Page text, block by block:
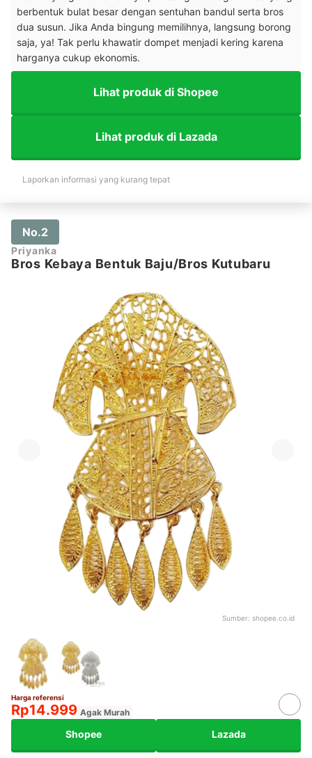
berbentuk bulat besar dengan sentuhan bandul serta bros
dua susun. Jika Anda bingung memilihnya, langsung borong
saja, ya! Tak perlu khawatir dompet menjadi kering karena
harganya cukup ekonomis.
Lihat produk di Shopee
Lihat produk di Lazada
Laporkan informasi yang kurang tepat
No.2
Priyanka
Bros Kebaya Bentuk Baju/Bros Kutubaru
Sumber: shopee.co.id
Harga referensi
Rp14.999 Agak Murah
Shopee Lazada